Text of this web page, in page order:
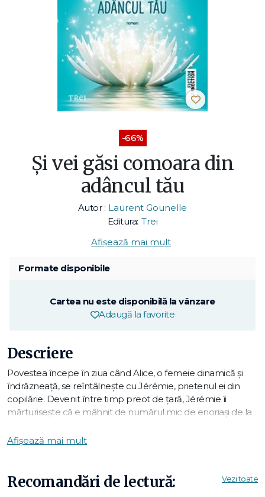
-66%
Și vei găsi comoara din
adâncul tău
Autor : Laurent Gounelle
Editura: Trei
Afișează mai mult
Formate disponibile
Cartea nu este disponibilă la vânzare
Adaugă la favorite
Descriere
Povestea începe în ziua când Alice, o femeie dinamică și
îndrăzneață, se reîntâlnește cu Jérémie, prietenul ei din
copilărie. Devenit între timp preot de țară, Jérémie îi
mărturisește că e mâhnit de numărul mic de enoriași de la
Deși atee, Alice își propune să-l ajute cu metodele ei de
în taoism și budism, prilejuind-i descoperirea unui adevăr
universal tulburător. Un adevăr despre om și împlinirea lui,
Afișează mai mult
Recomandări de lectură: Vezi toate